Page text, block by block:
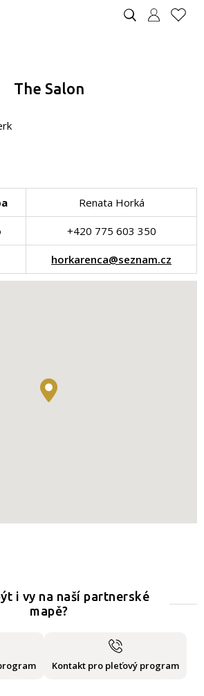
The Salon
Renata Horká
+420 775 603 350
horkarenca@seznam.cz
i vy na naší partnerské
mapě?
Kontakt pro pleťový program